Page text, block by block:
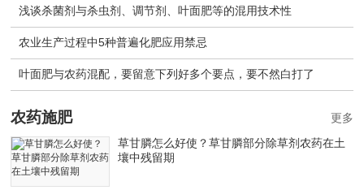
浅谈杀菌剂与杀虫剂、调节剂、叶面肥等的混用技术性
农业生产过程中5种普遍化肥应用禁忌
叶面肥与农药混配，要留意下列好多个要点，要不然白打了
农药施肥
草甘膦怎么好使？草甘膦部分除草剂农药在土
壤中残留期
更多